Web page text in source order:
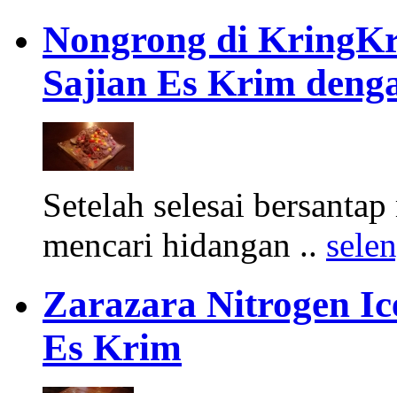
Nongrong di
Sajian Es Krim
Setelah selesai
mencari hidangan ..
Zarazara Nitrogen
Es Krim